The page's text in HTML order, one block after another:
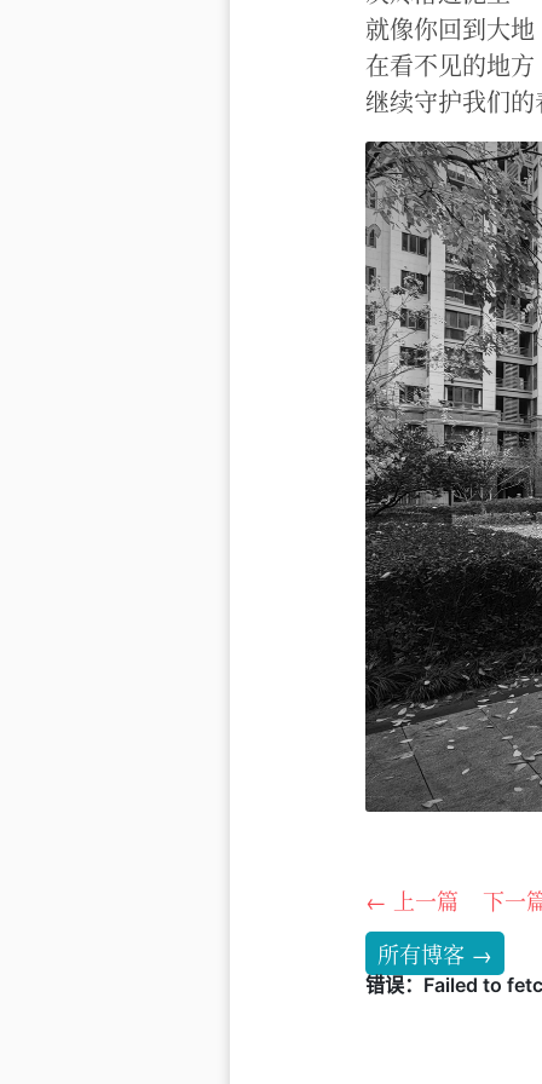
就像你回到大地
在看不见的地方
继续守护我们
← 上一篇
下一
所有博客 →